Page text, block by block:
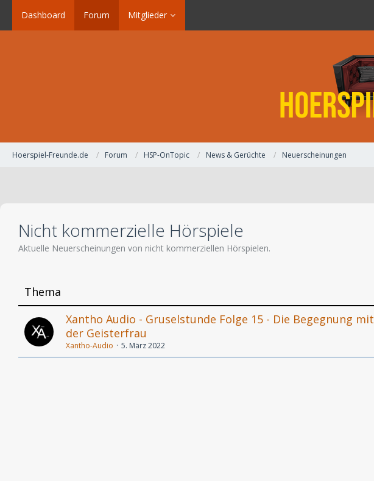
Dashboard Forum Mitglieder
Hoerspiel-Freunde.de Forum HSP-OnTopic News & Gerüchte Neuerscheinungen
Nicht kommerzielle Hörspiele
Aktuelle Neuerscheinungen von nicht kommerziellen Hörspielen.
Thema
Xantho Audio - Gruselstunde Folge 15 - Die Begegnung mit
der Geisterfrau
Xantho-Audio 5. März 2022